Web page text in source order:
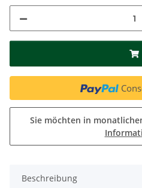
Sie möchten in
Beschreibung